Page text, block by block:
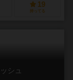
19
持ってる
シュ